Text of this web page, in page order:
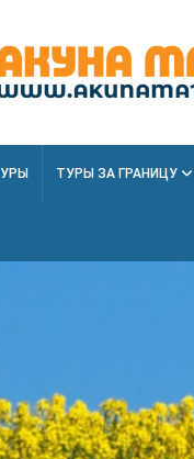
ТУРЫ ЗА ГРАНИЦУ